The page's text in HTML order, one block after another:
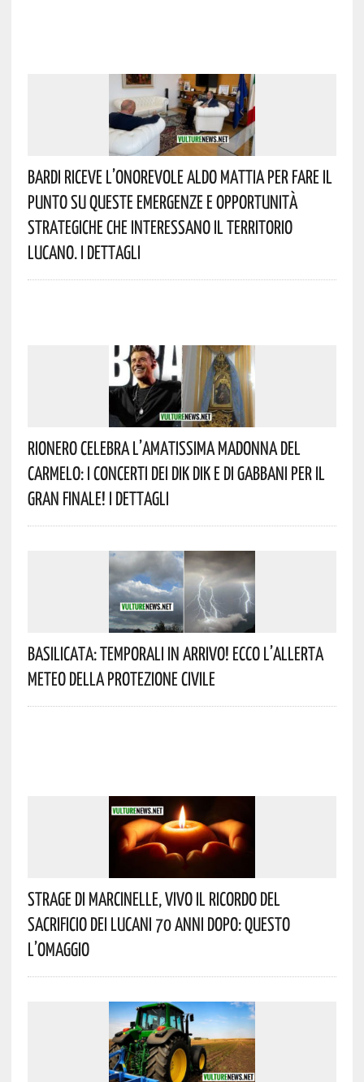
Bardi Riceve L’onorevole Aldo Mattia Per Fare Il
Punto Su Queste Emergenze E Opportunità
Strategiche Che Interessano Il Territorio
Lucano. I Dettagli
Rionero Celebra L’amatissima Madonna Del
Carmelo: I Concerti Dei DIK DIK E Di Gabbani Per Il
Gran Finale! I Dettagli
Basilicata: Temporali In Arrivo! Ecco L’allerta
Meteo Della Protezione Civile
Strage Di Marcinelle, Vivo Il Ricordo Del
Sacrificio Dei Lucani 70 Anni Dopo: Questo
L’omaggio